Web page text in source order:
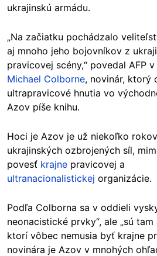
ukrajinskú armádu.
„Na začiatku pochádzalo
aj mnoho jeho bojovníkov z
pravicovej scény,“ povedal AFP
Michael Colborne, novinár, ktorý
ultrapravicové hnutia vo
Azov píše knihu.
Hoci je Azov je už niekoľko
ukrajinských ozbrojených síl,
povesť krajne pravicovej a
ultranacionalistickej organizácie.
Podľa Colborna sa v oddieli
neonacistické prvky“, ale „sú
ktorí vôbec nemusia byť krajne
novinára je Azov v mnohých